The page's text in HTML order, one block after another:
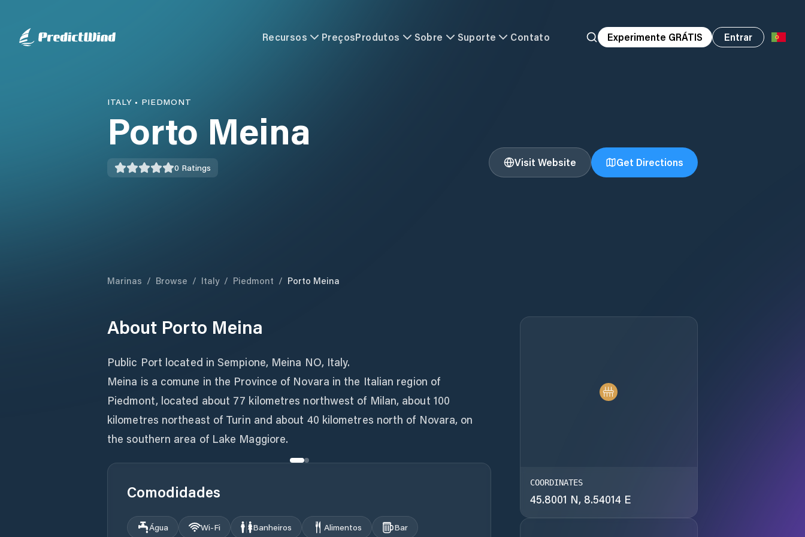
Recursos PreçosProdutos Sobre Suporte Contato Experimente GRÁTIS Entrar
ITALY • PIEDMONT
Porto Meina
0 Ratings Visit Website Get Directions
Marinas / Browse / Italy / Piedmont / Porto Meina
About Porto Meina
Public Port located in Sempione, Meina NO, Italy.
Meina is a comune in the Province of Novara in the Italian region of
Piedmont, located about 77 kilometres northwest of Milan, about 100
kilometres northeast of Turin and about 40 kilometres north of Novara, on
the southern area of Lake Maggiore.
Comodidades
Água Wi‑Fi Banheiros Alimentos Bar
COORDINATES
45.8001 N, 8.54014 E